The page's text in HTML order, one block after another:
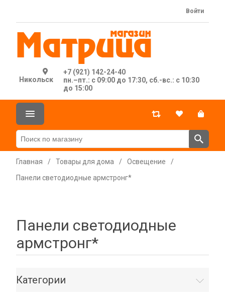
Никольск
+7 (921) 142-24-40
пн.–пт.: с 09:00 до 17:30, сб.-вс.: с 10:30
до 15:00
Войти
Главная / Товары для дома / Освещение
/
Панели светодиодные армстронг*
Панели светодиодные
армстронг*
Категории